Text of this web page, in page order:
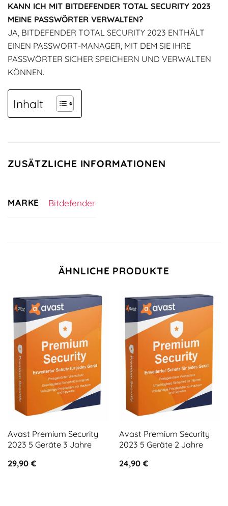
KANN ICH MIT BITDEFENDER TOTAL SECURITY 2023
MEINE PASSWÖRTER VERWALTEN?
JA, BITDEFENDER TOTAL SECURITY 2023 ENTHÄLT
EINEN PASSWORT-MANAGER, MIT DEM SIE IHRE
PASSWÖRTER SICHER SPEICHERN UND VERWALTEN
KÖNNEN.
Inhalt
ZUSÄTZLICHE INFORMATIONEN
MARKE Bitdefender
ÄHNLICHE PRODUKTE
Avast Premium Security
2023 5 Geräte 3 Jahre
29,90 €
Avast Premium Security
2023 5 Geräte 2 Jahre
24,90 €